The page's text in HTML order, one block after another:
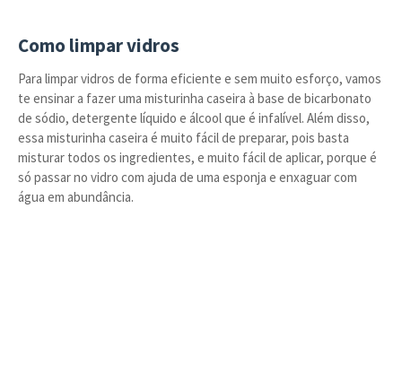
Como limpar vidros
Para limpar vidros de forma eficiente e sem muito esforço, vamos
te ensinar a fazer uma misturinha caseira à base de bicarbonato
de sódio, detergente líquido e álcool que é infalível. Além disso,
essa misturinha caseira é muito fácil de preparar, pois basta
misturar todos os ingredientes, e muito fácil de aplicar, porque é
só passar no vidro com ajuda de uma esponja e enxaguar com
água em abundância.